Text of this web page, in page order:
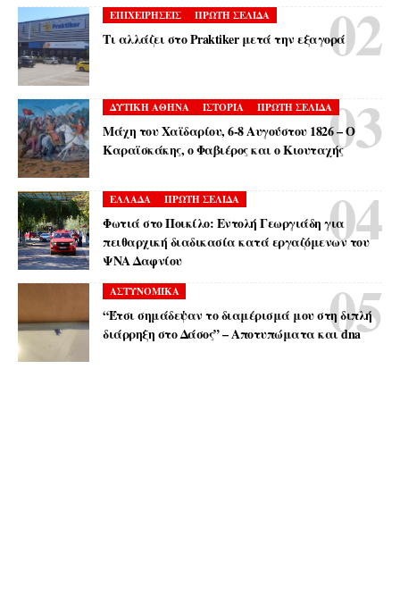
ΕΠΙΧΕΙΡΗΣΕΙΣ ΠΡΩΤΗ ΣΕΛΙΔΑ
Τι αλλάζει στο Praktiker μετά την εξαγορά
ΔΥΤΙΚΗ ΑΘΗΝΑ ΙΣΤΟΡΙΑ ΠΡΩΤΗ ΣΕΛΙΔΑ
Μάχη του Χαϊδαρίου, 6-8 Αυγούστου 1826 – Ο
Καραϊσκάκης, ο Φαβιέρος και ο Κιουταχής
ΕΛΛΑΔΑ ΠΡΩΤΗ ΣΕΛΙΔΑ
Φωτιά στο Ποικίλο: Εντολή Γεωργιάδη για
πειθαρχική διαδικασία κατά εργαζόμενων του
ΨΝΑ Δαφνίου
ΑΣΤΥΝΟΜΙΚΑ
“Έτσι σημάδεψαν το διαμέρισμά μου στη διπλή
διάρρηξη στο Δάσος” – Αποτυπώματα και dna